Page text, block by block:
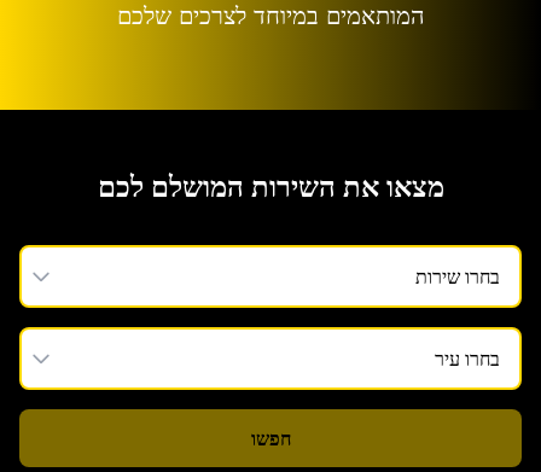
המותאמים במיוחד לצרכים שלכם
מצאו את השירות המושלם לכם
חפשו